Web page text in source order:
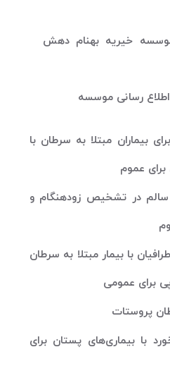
موسسه خیریه بهنام دهش
اطلاع رسانی موسسه
بیماران مبتلا به سرطان با
برای عموم
سالم در تشخیص زودهنگام و
با بیمار مبتلا به سرطان
برای عمومی
پروستات
با بیماری‌های پستان برای